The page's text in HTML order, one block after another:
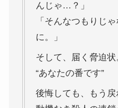
んじゃ…？」
「そんなつもりじ
に。」
そして、届く脅迫状
“あなたの番です”
後悔しても、もう戻